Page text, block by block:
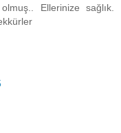
Ellerinize sağlık.